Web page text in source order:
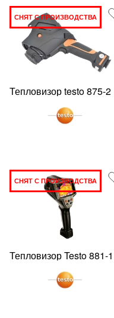
СНЯТ С ПРОИЗВОДСТВА
Тепловизор testo 875-2
СНЯТ С ПРОИЗВОДСТВА
Тепловизор Testo 881-1